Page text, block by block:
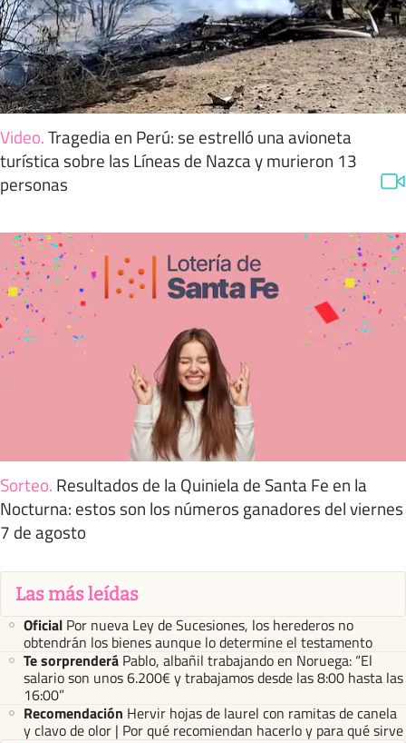
Video.Tragedia en Perú: se estrelló una avioneta
turística sobre las Líneas de Nazca y murieron 13
personas
Sorteo. Resultados de la Quiniela de Santa Fe en la
Nocturna: estos son los números ganadores del viernes
7 de agosto
Las más leídas
Oficial Por nueva Ley de Sucesiones, los herederos no
obtendrán los bienes aunque lo determine el testamento
Te sorprenderá Pablo, albañil trabajando en Noruega: “El
salario son unos 6.200€ y trabajamos desde las 8:00 hasta las
16:00”
Recomendación Hervir hojas de laurel con ramitas de canela
y clavo de olor | Por qué recomiendan hacerlo y para qué sirve